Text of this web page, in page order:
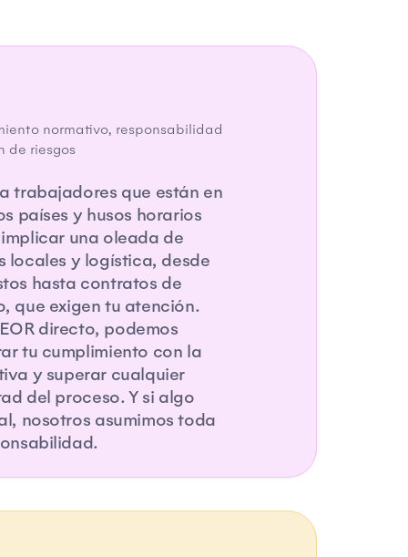
normativo, responsabilidad
de riesgos
trabajadores que están en
países y husos horarios
una oleada de
locales y logística, desde
hasta contratos de
que exigen tu atención.
directo, podemos
tu cumplimiento con la
y superar cualquier
del proceso. Y si algo
nosotros asumimos toda